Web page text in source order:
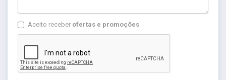
Aceito receber ofertas e promoções